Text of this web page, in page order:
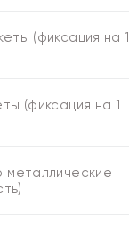
(фиксация на 1
(фиксация на 1